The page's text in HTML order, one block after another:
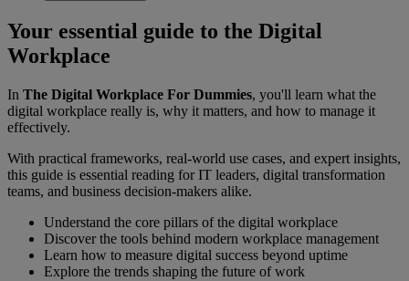
Your essential guide to the Digital
Workplace
In The Digital Workplace For Dummies, you'll learn what the
digital workplace really is, why it matters, and how to manage it
effectively.
With practical frameworks, real-world use cases, and expert insights,
this guide is essential reading for IT leaders, digital transformation
teams, and business decision-makers alike.
Understand the core pillars of the digital workplace
Discover the tools behind modern workplace management
Learn how to measure digital success beyond uptime
Explore the trends shaping the future of work